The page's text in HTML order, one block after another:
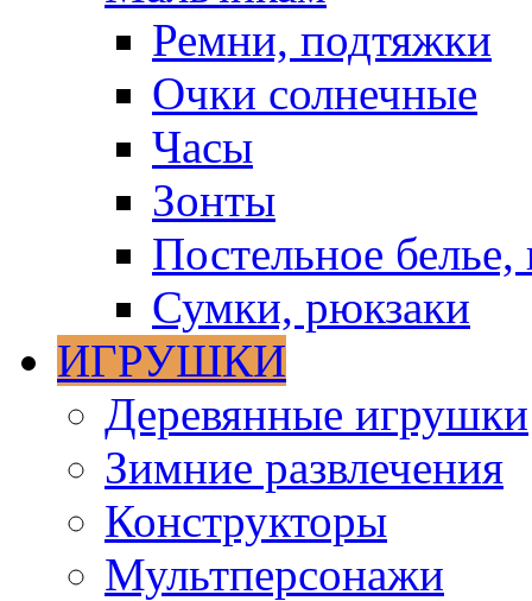
Ремни, подтяжки
Очки солнечные
Часы
Зонты
Постельное белье,
Сумки, рюкзаки
ИГРУШКИ
Деревянные игрушки
Зимние развлечения
Конструкторы
Мультперсонажи